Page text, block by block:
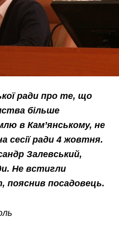
ради про те, що
більше
в Кам’янському, не
сесії ради 4 жовтня.
Залевський,
Не встигли
пояснив посадовець.